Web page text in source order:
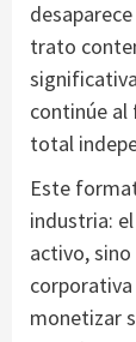
trato
continúe al
total
Este
industria:
activo,
monetizar